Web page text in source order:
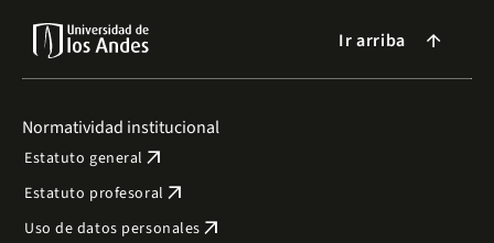
Ir arriba arrow_forward
Normatividad institucional
Estatuto general arrow_outward
Estatuto profesoral arrow_outward
Uso de datos personales arrow_outward